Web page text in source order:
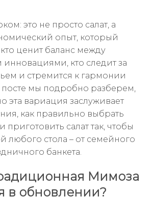
это не просто салат, а
опыт, который
ценит баланс между
кто следит за
и стремится к гармонии
посте мы подробно разберем,
эта вариация заслуживает
как правильно выбрать
приготовить салат так, чтобы
любого стола – от семейного
банкета.
Мимоза
в обновлении?